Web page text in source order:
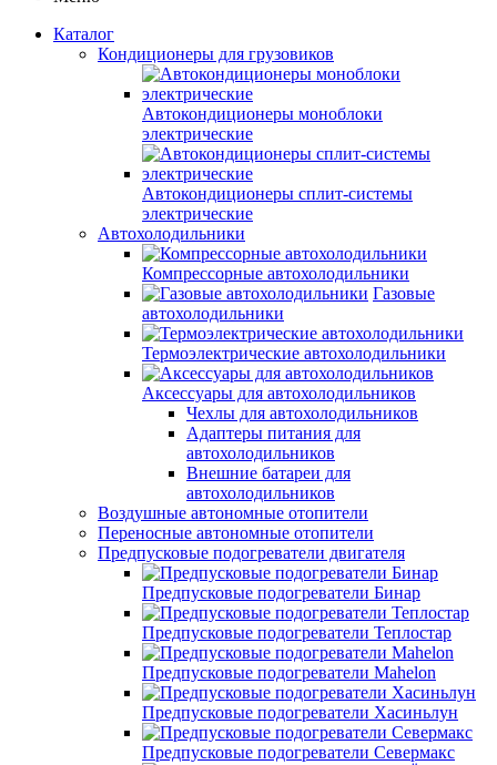
Каталог
Кондиционеры для грузовиков
Автокондиционеры моноблоки
электрические
Автокондиционеры сплит-системы
электрические
Автохолодильники
Компрессорные автохолодильники
Газовые
автохолодильники
Термоэлектрические автохолодильники
Аксессуары для автохолодильников
Чехлы для автохолодильников
Адаптеры питания для
автохолодильников
Внешние батареи для
автохолодильников
Воздушные автономные отопители
Переносные автономные отопители
Предпусковые подогреватели двигателя
Предпусковые подогреватели Бинар
Предпусковые подогреватели Теплостар
Предпусковые подогреватели Mahelon
Предпусковые подогреватели Хасиньлун
Предпусковые подогреватели Севермакс